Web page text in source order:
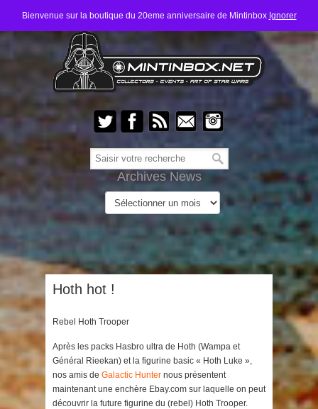
Bienvenue sur la boutique du 20eme anniversaire de Mintinbox Ignorer
Archives News
Hoth hot !
Rebel Hoth Trooper
Après les packs Hasbro ultra de Hoth (Wampa et
Général Rieekan) et la figurine basic « Hoth Luke »,
nos amis de Galactic Hunter nous présentent
maintenant une enchère Ebay.com sur laquelle on peut
découvrir la future figurine du (rebel) Hoth Trooper.